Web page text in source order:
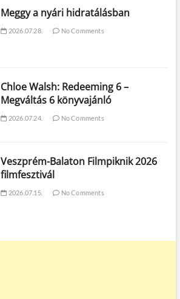
Meggy a nyári hidratálásban
2026.07.28. No Comments
Chloe Walsh: Redeeming 6 –
Megváltás 6 könyvajánló
2026.07.24. No Comments
Veszprém-Balaton Filmpiknik 2026
filmfesztivál
2026.07.15. No Comments